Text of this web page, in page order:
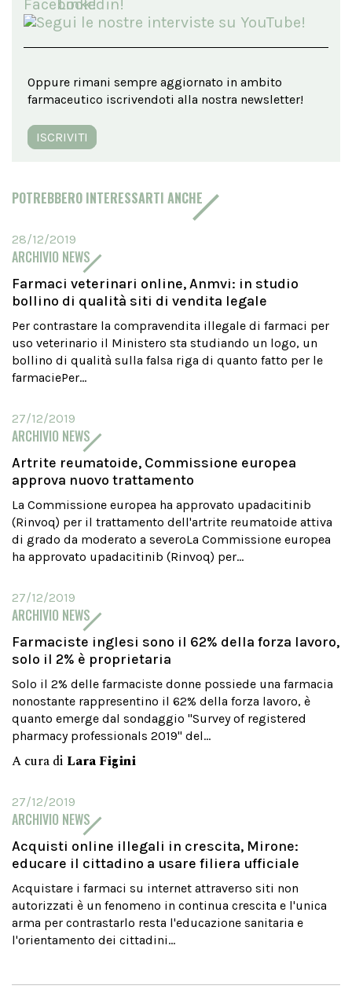
Oppure rimani sempre aggiornato in ambito
farmaceutico iscrivendoti alla nostra newsletter!
ISCRIVITI
POTREBBERO INTERESSARTI ANCHE
28/12/2019
ARCHIVIO NEWS
Farmaci veterinari online, Anmvi: in studio
bollino di qualità siti di vendita legale
Per contrastare la compravendita illegale di farmaci per
uso veterinario il Ministero sta studiando un logo, un
bollino di qualità sulla falsa riga di quanto fatto per le
farmaciePer...
27/12/2019
ARCHIVIO NEWS
Artrite reumatoide, Commissione europea
approva nuovo trattamento
La Commissione europea ha approvato upadacitinib
(Rinvoq) per il trattamento dell'artrite reumatoide attiva
di grado da moderato a severoLa Commissione europea
ha approvato upadacitinib (Rinvoq) per...
27/12/2019
ARCHIVIO NEWS
Farmaciste inglesi sono il 62% della forza lavoro,
solo il 2% è proprietaria
Solo il 2% delle farmaciste donne possiede una farmacia
nonostante rappresentino il 62% della forza lavoro, è
quanto emerge dal sondaggio "Survey of registered
pharmacy professionals 2019" del...
A cura di Lara Figini
27/12/2019
ARCHIVIO NEWS
Acquisti online illegali in crescita, Mirone:
educare il cittadino a usare filiera ufficiale
Acquistare i farmaci su internet attraverso siti non
autorizzati è un fenomeno in continua crescita e l'unica
arma per contrastarlo resta l'educazione sanitaria e
l'orientamento dei cittadini...